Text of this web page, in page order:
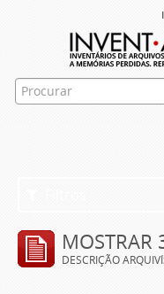
MOSTRAR
DESCRIÇÃO